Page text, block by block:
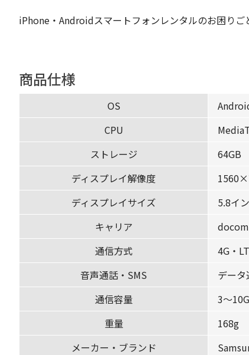
iPhone・Androidスマートフォンレンタルのお困りご
商品仕様
OS
CPU
ストレージ
64GB
ディスプレイ解像度
ディスプレイサイズ
5.8イ
キャリア
通信方式
4G・
音声通話・SMS
データ
通信容量
3〜
重量
168g
メーカー・ブランド